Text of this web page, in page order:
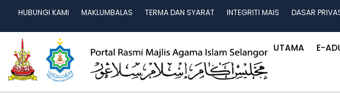
HUBUNGI KAMI MAKLUMBALAS TERMA DAN SYARAT INTEGRITI MAIS DASAR
UTAMA E-